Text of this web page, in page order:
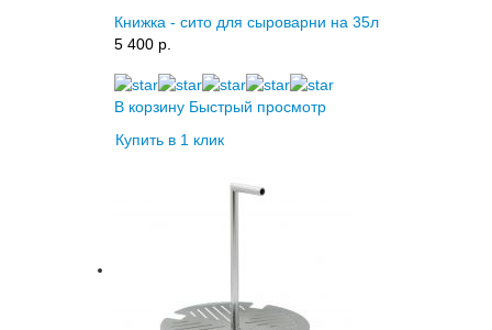
Книжка - сито для сыроварни на 35л
5 400 p.
В корзину Быстрый просмотр
Купить в 1 клик